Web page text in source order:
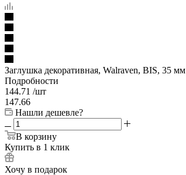
Заглушка декоративная, Walraven, BIS, 35 мм
Подробности
144.71 /шт
147.66
Нашли дешевле?
В корзину
Купить в 1 клик
Хочу в подарок